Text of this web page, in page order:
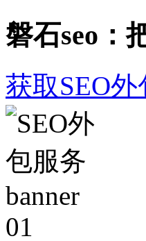
磐石seo：
获取SEO
01